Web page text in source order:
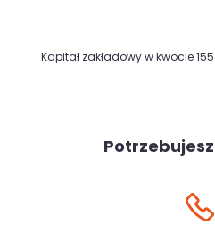
Kapitał zakładowy w kwocie